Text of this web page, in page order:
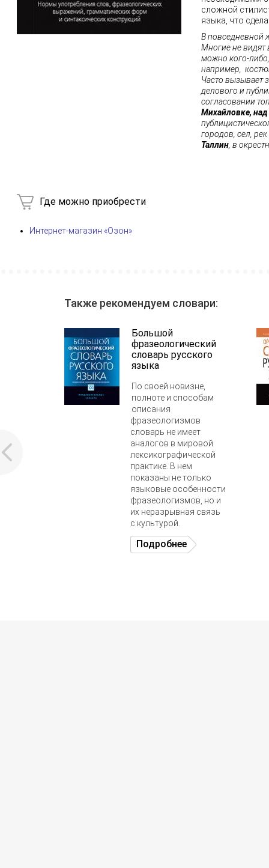
сложной
языка, что
В повседневной
Многие не
можно кого-
например,
Часто вызывает
делового и
согласовании
Михайловке,
городов, сел,
Таллин , в
Где можно приобрести
Интернет-магазин «Озон»
Также рекомендуем словари:
Большой
фразеологический
словарь русского
языка
По своей новизне,
полноте и способам
описания
фразеологизмов
словарь не имеет
аналогов в мировой
лексикографической
практике. В нем
показаны не только
языковые особенности
фразеологизмов, но и
их неразрывная связь
с культурой.
Подробнее